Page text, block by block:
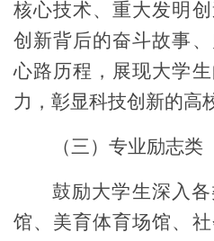
核心技术、重大发明
创新背后的奋斗故事
心路历程，展现大学
力，彰显科技创新的高
（三）专业励志类
鼓励大学生深入
馆、美育体育场馆、